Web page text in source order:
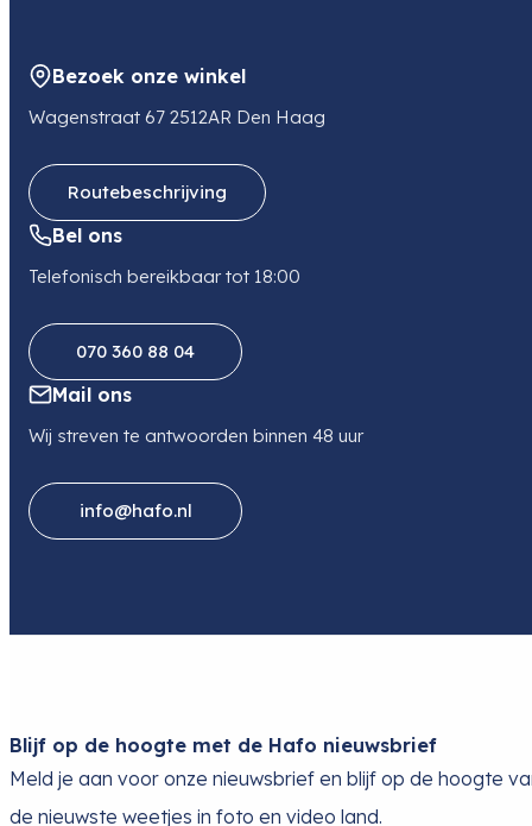
Bezoek onze winkel
Wagenstraat 67 2512AR Den Haag
Routebeschrijving
Bel ons
Telefonisch bereikbaar tot 18:00
070 360 88 04
Mail ons
Wij streven te antwoorden binnen 48 uur
info@hafo.nl
Blijf op de hoogte met de Hafo nieuwsbrief
Meld je aan voor onze nieuwsbrief en blijf op de hoogte
de nieuwste weetjes in foto en video land.